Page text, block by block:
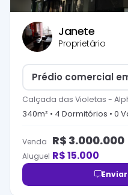
Janete
Proprietário
Prédio comercial
Calçada das Violetas -
340m² • 4 Dormitórios • 0
Venda R$ 3.000.000
Aluguel R$15.000